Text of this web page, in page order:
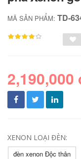
MÃ SẢN PHẨM: TD-
2,190,000
XENON LOẠI ĐÈN:
đèn xenon Độc thân